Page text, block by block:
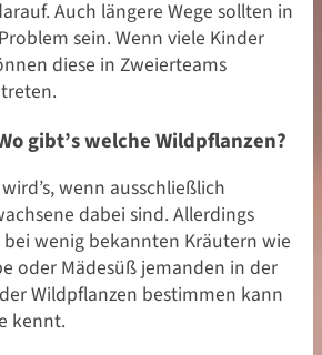
oder leckere
Auch längere Wege sollten in
sein. Wenn viele Kinder
diese in Zweierteams
gibt’s welche Wildpflanzen?
wenn ausschließlich
dabei sind. Allerdings
wenig bekannten Kräutern wie
oder Mädesüß jemanden in der
Wildpflanzen bestimmen kann
kennt.